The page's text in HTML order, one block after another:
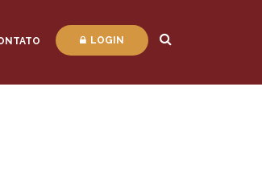
LOGIN